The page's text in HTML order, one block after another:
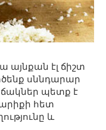
այնքան էլ ճիշտ
սննդարար
պետք է
հետ
և